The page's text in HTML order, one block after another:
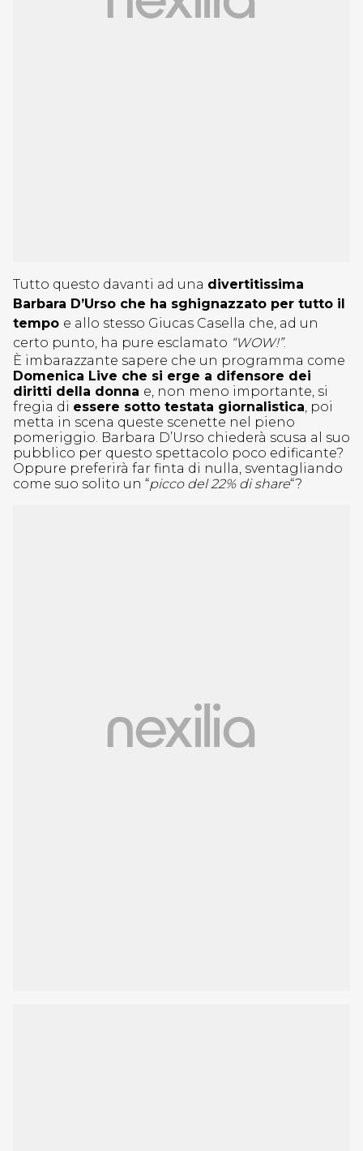
Tutto questo davanti ad una divertitissima
Barbara D’Urso che ha sghignazzato per tutto il
tempo e allo stesso Giucas Casella che, ad un
certo punto, ha pure esclamato “WOW!”.
È imbarazzante sapere che un programma come
Domenica Live che si erge a difensore dei
diritti della donna e, non meno importante, si
fregia di essere sotto testata giornalistica, poi
metta in scena queste scenette nel pieno
pomeriggio. Barbara D’Urso chiederà scusa al suo
pubblico per questo spettacolo poco edificante?
Oppure preferirà far finta di nulla, sventagliando
come suo solito un “picco del 22% di share“?